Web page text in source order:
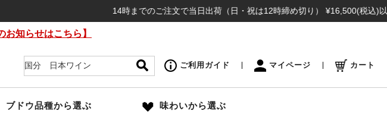
14時までのご注文で当日出荷（日・祝は12時締め切り） ¥16,500(税込)以上
お知らせはこちら】
ご利用ガイド マイページ カート
ブドウ品種から選ぶ 味わいから選ぶ